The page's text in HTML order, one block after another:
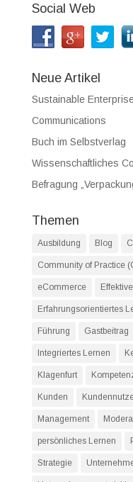
Social Web
Neue Artikel
Sustainable
Communications
Buch im Selbstverlag
Wissenschaftliches
Befragung
Themen
Ausbildung Blog
Community of Practice
eCommerce
Erfahrungsorientiertes
Führung Gastbeitrag
Integriertes Lernen
Klagenfurt
Kunden
Management
persönliches Lernen
Strategie